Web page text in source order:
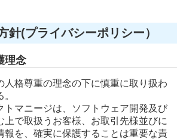
針(プライバシーポリシー）
理念
人格尊重の理念の下に慎重に取り扱わ
トマニージは、ソフトウェア開発及び
上で取扱うお客様、お取引先様並びに
報を、確実に保護することは重要な責